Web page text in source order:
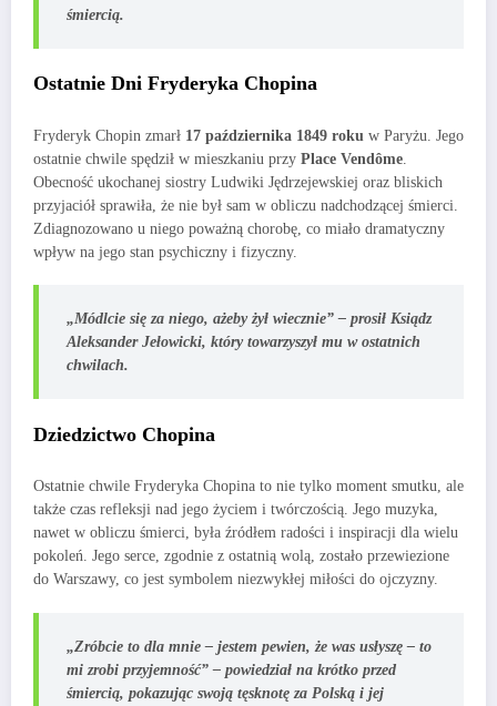
śmiercią.
Ostatnie Dni Fryderyka Chopina
Fryderyk Chopin zmarł 17 października 1849 roku w Paryżu. Jego
ostatnie chwile spędził w mieszkaniu przy Place Vendôme
Obecność ukochanej siostry Ludwiki Jędrzejewskiej oraz bliskich
przyjaciół sprawiła, że nie był sam w obliczu nadchodzącej śmierci.
Zdiagnozowano u niego poważną chorobę, co miało dramatyczny
wpływ na jego stan psychiczny i fizyczny.
„Módlcie się za niego, ażeby żył wiecznie” – prosił Ksiądz
Aleksander Jełowicki, który towarzyszył mu w ostatnich
chwilach.
Dziedzictwo Chopina
Ostatnie chwile Fryderyka Chopina to nie tylko moment smutku, ale
także czas refleksji nad jego życiem i twórczością. Jego muzyka,
nawet w obliczu śmierci, była źródłem radości i inspiracji dla wielu
pokoleń. Jego serce, zgodnie z ostatnią wolą, zostało przewiezione
do Warszawy, co jest symbolem niezwykłej miłości do ojczyzny.
„Zróbcie to dla mnie – jestem pewien, że was usłyszę – to
mi zrobi przyjemność” – powiedział na krótko przed
śmiercią, pokazując swoją tęsknotę za Polską i jej